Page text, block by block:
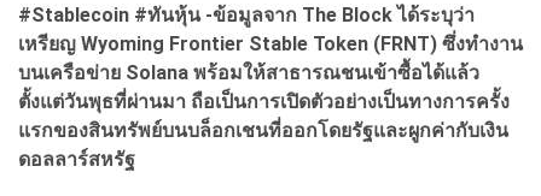
#Stablecoin #ทันหุ้น -ข้อมูลจาก The Block ได้ระบุว่า
เหรียญ Wyoming Frontier Stable Token (FRNT) ซึ่งทำงาน
บนเครือข่าย Solana พร้อมให้สาธารณชนเข้าซื้อได้แล้ว
ตั้งแต่วันพุธที่ผ่านมา ถือเป็นการเปิดตัวอย่างเป็นทางการครั้ง
แรกของสินทรัพย์บนบล็อกเชนที่ออกโดยรัฐและผูกค่ากับเงิน
ดอลลาร์สหรัฐ